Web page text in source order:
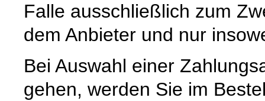
Falle ausschließlich zum
dem Anbieter und nur
Bei Auswahl einer
gehen, werden Sie im